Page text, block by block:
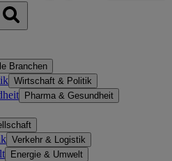
Branchen
Wirtschaft & Politik
Pharma & Gesundheit
Verkehr & Logistik
Energie & Umwelt